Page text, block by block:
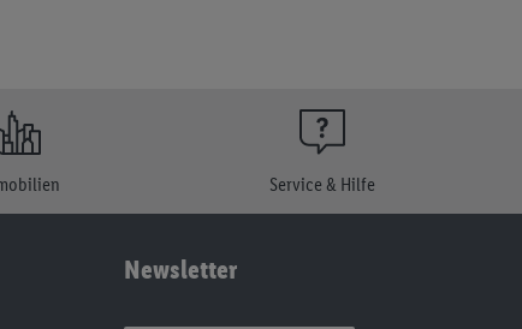
Service & Hilfe
Newsletter